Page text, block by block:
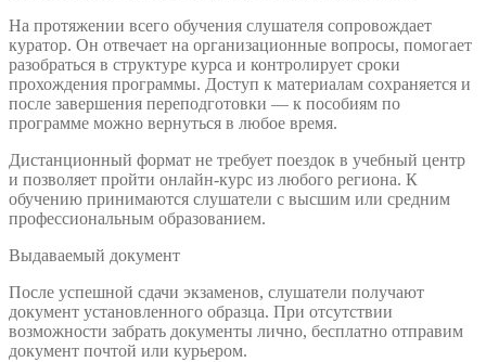
На протяжении всего обучения слушателя сопровождает
куратор. Он отвечает на организационные вопросы, помогает
разобраться в структуре курса и контролирует сроки
прохождения программы. Доступ к материалам сохраняется и
после завершения переподготовки — к пособиям по
программе можно вернуться в любое время.
Дистанционный формат не требует поездок в учебный центр
и позволяет пройти онлайн-курс из любого региона. К
обучению принимаются слушатели с высшим или средним
профессиональным образованием.
Выдаваемый документ
После успешной сдачи экзаменов, слушатели получают
документ установленного образца. При отсутствии
возможности забрать документы лично, бесплатно отправим
документ почтой или курьером.